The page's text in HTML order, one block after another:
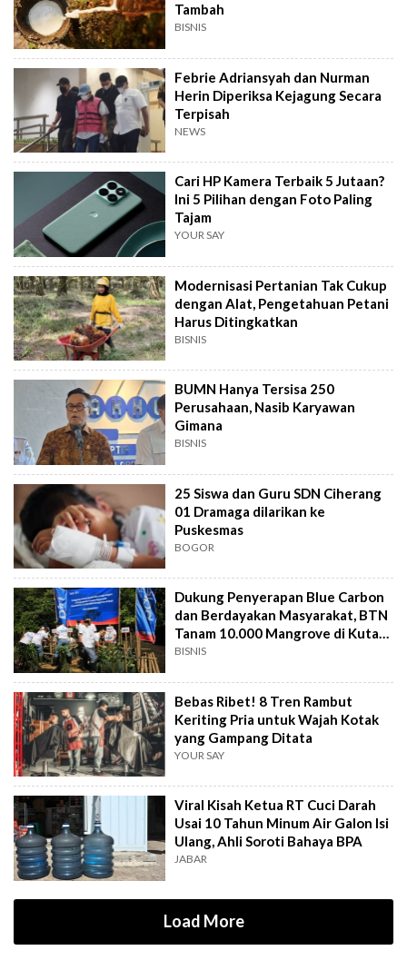
Tambah
BISNIS
Febrie Adriansyah dan Nurman
Herin Diperiksa Kejagung Secara
Terpisah
NEWS
Cari HP Kamera Terbaik 5 Jutaan?
Ini 5 Pilihan dengan Foto Paling
Tajam
YOUR SAY
Modernisasi Pertanian Tak Cukup
dengan Alat, Pengetahuan Petani
Harus Ditingkatkan
BISNIS
BUMN Hanya Tersisa 250
Perusahaan, Nasib Karyawan
Gimana
BISNIS
25 Siswa dan Guru SDN Ciherang
01 Dramaga dilarikan ke
Puskesmas
BOGOR
Dukung Penyerapan Blue Carbon
dan Berdayakan Masyarakat, BTN
Tanam 10.000 Mangrove di Kuta
Bali
BISNIS
Bebas Ribet! 8 Tren Rambut
Keriting Pria untuk Wajah Kotak
yang Gampang Ditata
YOUR SAY
Viral Kisah Ketua RT Cuci Darah
Usai 10 Tahun Minum Air Galon Isi
Ulang, Ahli Soroti Bahaya BPA
JABAR
Load More